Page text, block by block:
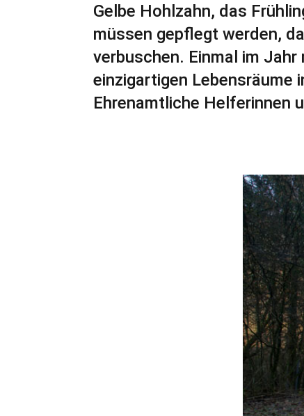
Gelbe Hohlzahn, das
müssen gepflegt werden,
verbuschen. Einmal im
einzigartigen Lebensräume
Ehrenamtliche Helferinnen